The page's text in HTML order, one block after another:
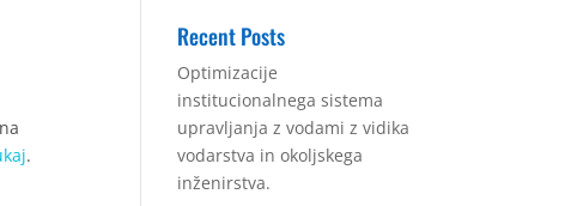
.
Recent Posts
Optimizacije
institucionalnega sistema
upravljanja z vodami z vidika
vodarstva in okoljskega
inženirstva.